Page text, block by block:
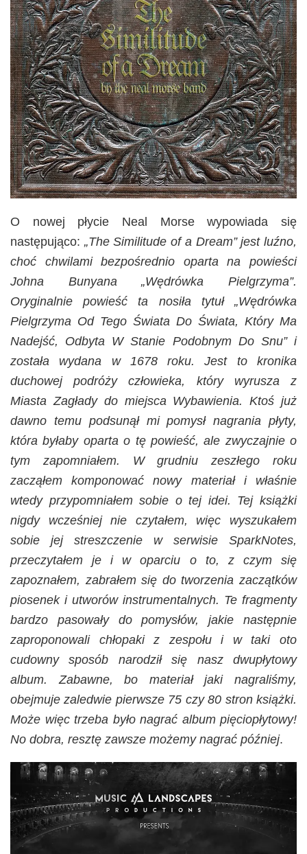
O nowej płycie Neal Morse wypowiada się
następująco: „The Similitude of a Dream” jest luźno,
choć chwilami bezpośrednio oparta na powieści
Johna Bunyana „Wędrówka Pielgrzyma”.
Oryginalnie powieść ta nosiła tytuł „Wędrówka
Pielgrzyma Od Tego Świata Do Świata, Który Ma
Nadejść, Odbyta W Stanie Podobnym Do Snu” i
została wydana w 1678 roku. Jest to kronika
duchowej podróży człowieka, który wyrusza z
Miasta Zagłady do miejsca Wybawienia. Ktoś już
dawno temu podsunął mi pomysł nagrania płyty,
która byłaby oparta o tę powieść, ale zwyczajnie o
tym zapomniałem. W grudniu zeszłego roku
zacząłem komponować nowy materiał i właśnie
wtedy przypomniałem sobie o tej idei. Tej książki
nigdy wcześniej nie czytałem, więc wyszukałem
sobie jej streszczenie w serwisie SparkNotes,
przeczytałem je i w oparciu o to, z czym się
zapoznałem, zabrałem się do tworzenia zaczątków
piosenek i utworów instrumentalnych. Te fragmenty
bardzo pasowały do pomysłów, jakie następnie
zaproponowali chłopaki z zespołu i w taki oto
cudowny sposób narodził się nasz dwupłytowy
album. Zabawne, bo materiał jaki nagraliśmy,
obejmuje zaledwie pierwsze 75 czy 80 stron książki.
Może więc trzeba było nagrać album pięciopłytowy!
No dobra, resztę zawsze możemy nagrać później.